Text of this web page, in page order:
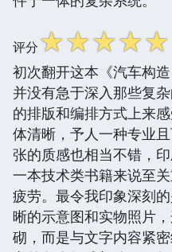
评分☆☆☆☆☆
初次翻开这本《汽车构
并没有急于深入那些复
的排版和编排方式上来
体清晰，予人一种专业
张的质感也相当不错，
一本技术类书籍来说至
疲劳。最令我印象深刻
晰的示意图和实物照片
砌，而是与文字内容紧